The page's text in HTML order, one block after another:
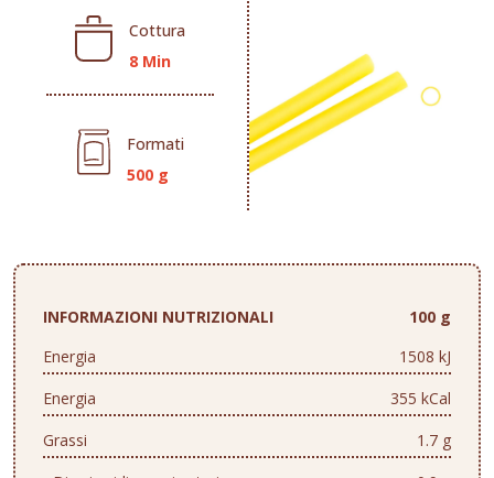
Cottura
8 Min
Formati
500 g
INFORMAZIONI NUTRIZIONALI
100 g
Energia
1508 kJ
Energia
355 kCal
Grassi
1.7 g